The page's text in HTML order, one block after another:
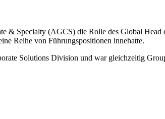
& Specialty (AGCS) die Rolle des Global
Reihe von Führungspositionen innehatte.
Solutions Division und war gleichzeitig